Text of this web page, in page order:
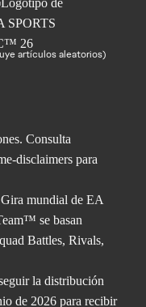
artículos aleatorios)
Consulta
disclaimers para
mundial de EA
se basan
Battles, Rivals,
la distribución
de 2026 para recibir